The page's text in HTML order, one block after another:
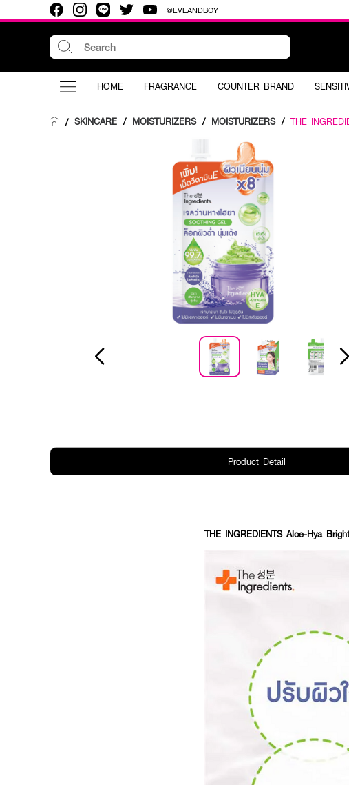
@EVEANDBOY
HOME FRAGRANCE COUNTER BRAND
/ SKINCARE / MOISTURIZERS / MOISTURIZERS / THE
Product Detail
THE INGREDIENTS Aloe-Hya